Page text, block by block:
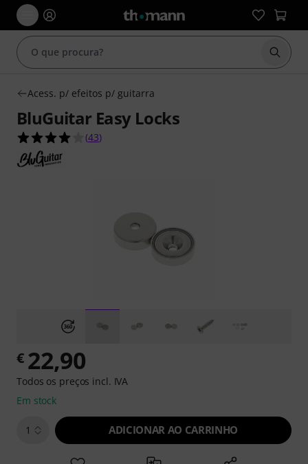
Iniciar
Acess. p/ efeitos p/ guitarra
BluGuitar Easy Locks
4.0 de 5 estrelas de 43 avaliações de clientes
(43)
€ 22,90
Todos os preços incl. IVA
Em stock
1 ADICIONAR AO CARRINHO